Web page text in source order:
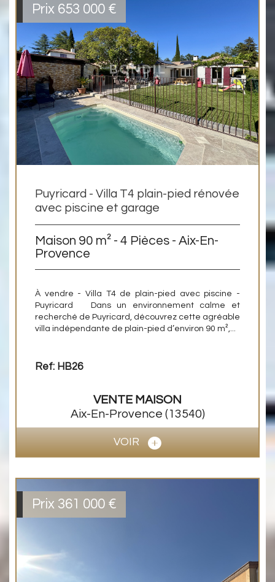
Prix 653 000 €
Puyricard - Villa T4 plain-pied rénovée
avec piscine et garage
Maison 90 m² - 4 Pièces - Aix-En-
Provence
À vendre - Villa T4 de plain-pied avec piscine -
Puyricard Dans un environnement calme et
recherché de Puyricard, découvrez cette agréable
villa indépendante de plain-pied d’environ 90 m²,...
Ref: HB26
VENTE MAISON
Aix-En-Provence (13540)
VOIR
Prix 361 000 €